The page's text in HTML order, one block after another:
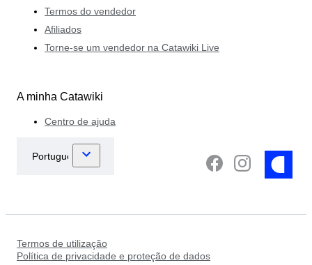
Termos do vendedor
Afiliados
Torne-se um vendedor na Catawiki Live
A minha Catawiki
Centro de ajuda
Termos de utilização
Política de privacidade e proteção de dados